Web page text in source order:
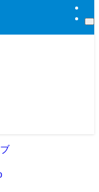
ュースをアーカイブとして